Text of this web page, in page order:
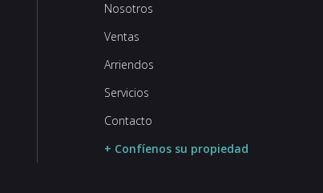
Nosotros
Ventas
Arriendos
Servicios
Contacto
+ Confíenos su propiedad